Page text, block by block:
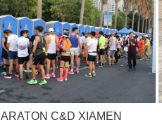
C&D XIAMEN